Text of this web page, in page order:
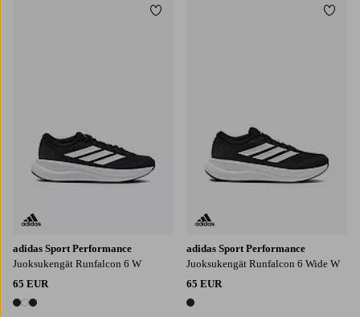
adidas Sport Performance
Juoksukengät Runfalcon 6 W
65 EUR
3 värejä
Lisää suosikkeihin
adidas Sport Performance
Juoksukengät Runfalcon 6 Wide W
65 EUR
1 väri